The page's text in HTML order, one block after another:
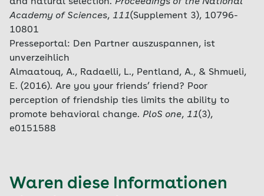
Academy of Sciences, 111(Supplement 3), 10796-
10801
Presseportal: Den Partner auszuspannen, ist
unverzeihlich
Almaatouq, A., Radaelli, L., Pentland, A., & Shmueli,
E. (2016). Are you your friends’ friend? Poor
perception of friendship ties limits the ability to
promote behavioral change. PloS one, 11(3),
e0151588
Waren diese Informationen